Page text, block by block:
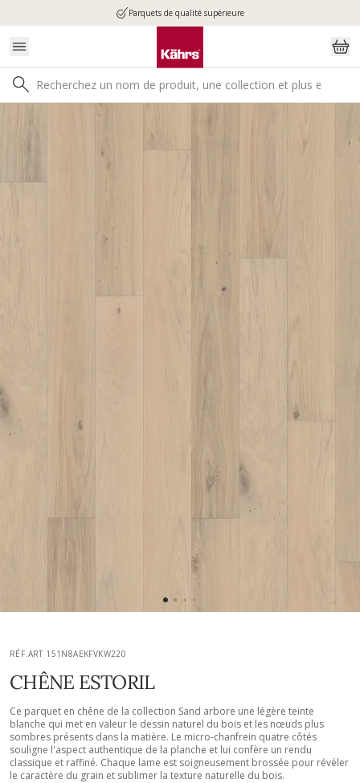
Parquets de qualité supérieure
RÉF.ART 151N8AEKFVKW220
CHÊNE ESTORIL
Ce parquet en chêne de la collection Sand arbore une légère teinte
blanche qui met en valeur le dessin naturel du bois et les nœuds plus
sombres présents dans la matière. Le micro-chanfrein quatre côtés
souligne l'aspect authentique de la planche et lui confère un rendu
classique et raffiné. Chaque lame est soigneusement brossée pour révéler
le caractère du grain et sublimer la texture naturelle du bois.